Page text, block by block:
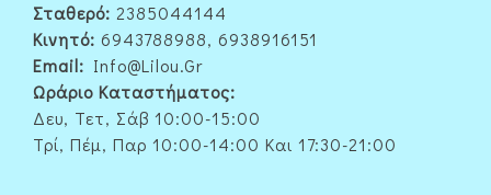
Σταθερό: 2385044144
Κινητό: 6943788988, 6938916151
Email: Info@lilou.gr
Ωράριο Καταστήματος:
Δευ, Τετ, Σάβ 10:00-15:00
Τρί, Πέμ, Παρ 10:00-14:00 Και 17:30-21:00